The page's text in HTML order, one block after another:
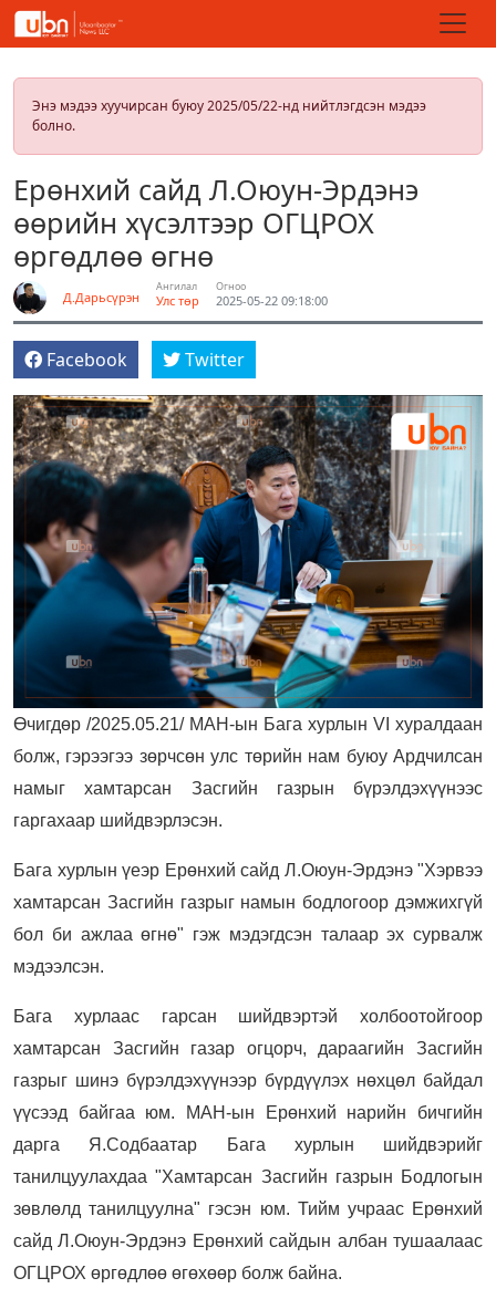
Энэ мэдээ хуучирсан буюу 2025/05/22-нд нийтлэгдсэн мэдээ
болно.
Ерөнхий сайд Л.Оюун-Эрдэнэ
өөрийн хүсэлтээр ОГЦРОХ
өргөдлөө өгнө
Д.Дарьсүрэн
Ангилал
Улс төр
Огноо
2025-05-22 09:18:00
Facebook Twitter
Өчигдөр /2025.05.21/ МАН-ын Бага хурлын VI хуралдаан
болж, гэрээгээ зөрчсөн улс төрийн нам буюу Ардчилсан
намыг хамтарсан Засгийн газрын бүрэлдэхүүнээс
гаргахаар шийдвэрлэсэн.
Бага хурлын үеэр Ерөнхий сайд Л.Оюун-Эрдэнэ "Хэрвээ
хамтарсан Засгийн газрыг намын бодлогоор дэмжихгүй
бол би ажлаа өгнө" гэж мэдэгдсэн талаар эх сурвалж
мэдээлсэн.
Бага хурлаас гарсан шийдвэртэй холбоотойгоор
хамтарсан Засгийн газар огцорч, дараагийн Засгийн
газрыг шинэ бүрэлдэхүүнээр бүрдүүлэх нөхцөл байдал
үүсээд байгаа юм. МАН-ын Ерөнхий нарийн бичгийн
дарга Я.Содбаатар Бага хурлын шийдвэрийг
танилцуулахдаа "Хамтарсан Засгийн газрын Бодлогын
зөвлөлд танилцуулна" гэсэн юм. Тийм учраас Ерөнхий
сайд Л.Оюун-Эрдэнэ Ерөнхий сайдын албан тушаалаас
ОГЦРОХ өргөдлөө өгөхөөр болж байна.